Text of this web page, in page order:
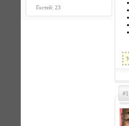
Гостей: 23